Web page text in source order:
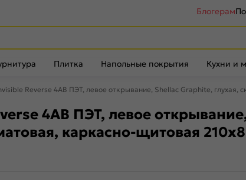
Блогерам
Плитка Напольные покрытия Кухни и
Reverse 4AB ПЭТ, левое открывание, Shellac Graphite,
4AB ПЭТ, левое
каркасно-щитовая